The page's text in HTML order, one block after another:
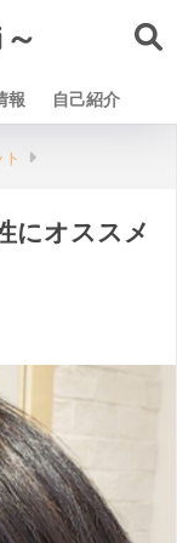
報 自己紹介
ト
にオススメ